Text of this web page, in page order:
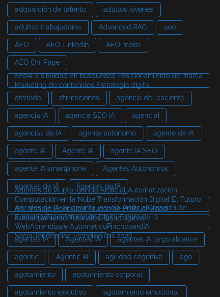
adquisición de talento adultos jóvenes
adultos trabajadores Advanced RAG aeo
AEO AEO LinkedIn AEO moda
AEO On-Page
aeoAI Visibilidad en búsquedas Posicionamiento de marca
Marketing de contenidos Estrategia digital
afeitado
afirmaciones agencia del paciente
agencia IA agencia SEO IA agencial
agencias de IA agente autónomo agente de IA
agente IA Agente IA agente IA SEO
agente IA smartphone Agentes Autónomos
agentes de IA Agentes de IA
Agentes de IA Inteligencia Artificial Automatización
Computación en la Nube Transformación Digital El Futuro
del Trabajo OpenClaw Trucos de Productividad
Autoalojamiento Tutoriales Tecnológicos
Agentes de IA de aeoInteligencia ArtificialCreación de
ContenidoTransformación DigitalFuturo de la
WebAprendizaje AutomáticoPinchboardIA
SocialTendencias Tecnológicas 2026
agentes IA Agentes IA agentes IA largo alcance
agentic Agentic AI agilidad cognitiva ago
agotamiento agotamiento corporal
agotamiento ejecutivo agotamiento emocional